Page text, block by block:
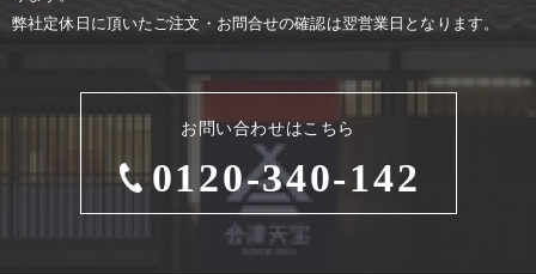
お問い合わせはこちら
0120-340-142
弊社定休⽇に頂いたご注⽂・お問合せの確認は翌営業⽇となります。